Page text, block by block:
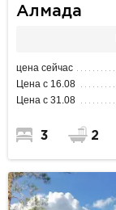
Алмада
цена сейчас
Цена с 16.08
Цена с 31.08
3 2